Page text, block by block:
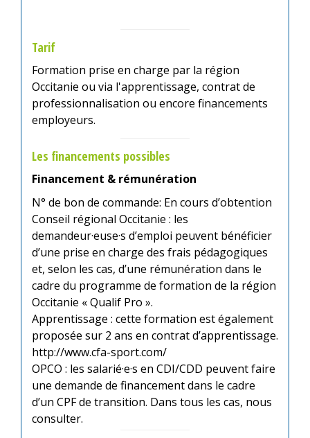
Tarif
Formation prise en charge par la région
Occitanie ou via l'apprentissage, contrat de
professionnalisation ou encore financements
employeurs.
Les financements possibles
Financement & rémunération
N° de bon de commande: En cours d’obtention
Conseil régional Occitanie : les
demandeur·euse·s d’emploi peuvent bénéficier
d’une prise en charge des frais pédagogiques
et, selon les cas, d’une rémunération dans le
cadre du programme de formation de la région
Occitanie « Qualif Pro ».
Apprentissage : cette formation est également
proposée sur 2 ans en contrat d’apprentissage.
http://www.cfa-sport.com/
OPCO : les salarié·e·s en CDI/CDD peuvent faire
une demande de financement dans le cadre
d’un CPF de transition. Dans tous les cas, nous
consulter.